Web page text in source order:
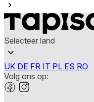
Selecteer land
UK DE FR IT PL ES RO
Volg ons op: